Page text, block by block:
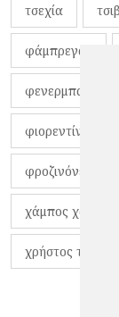
τσεχία
φάμπρεγας
φενερμπαχτσέ
φιορεντίνα
φροζινόνε
χάμπος
χρήστος τζόλης